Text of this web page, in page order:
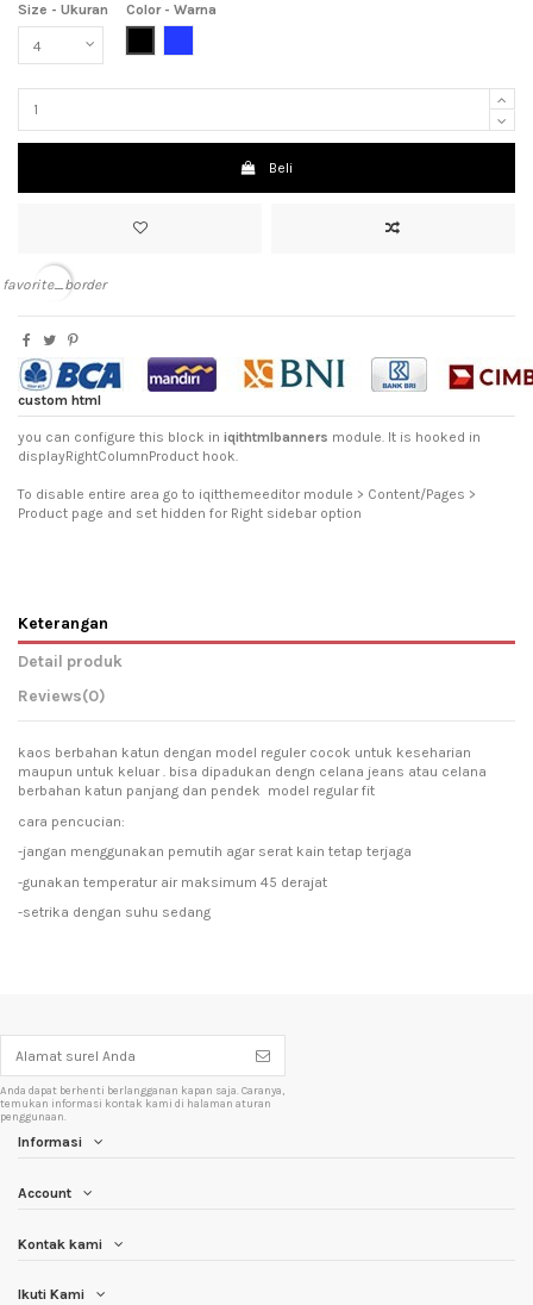
Size - Ukuran
Color - Warna
Beli
favorite_border
custom html
you can configure this block in iqithtmlbanners module. It is hooked in
displayRightColumnProduct hook.
To disable entire area go to iqitthemeeditor module > Content/Pages >
Product page and set hidden for Right sidebar option
Keterangan
Detail produk
Reviews(0)
kaos berbahan katun dengan model reguler cocok untuk keseharian
maupun untuk keluar . bisa dipadukan dengn celana jeans atau celana
berbahan katun panjang dan pendek model regular fit
cara pencucian:
-jangan menggunakan pemutih agar serat kain tetap terjaga
-gunakan temperatur air maksimum 45 derajat
-setrika dengan suhu sedang
Anda dapat berhenti berlangganan kapan saja. Caranya,
temukan informasi kontak kami di halaman aturan
penggunaan.
Informasi
Account
Kontak kami
Ikuti Kami